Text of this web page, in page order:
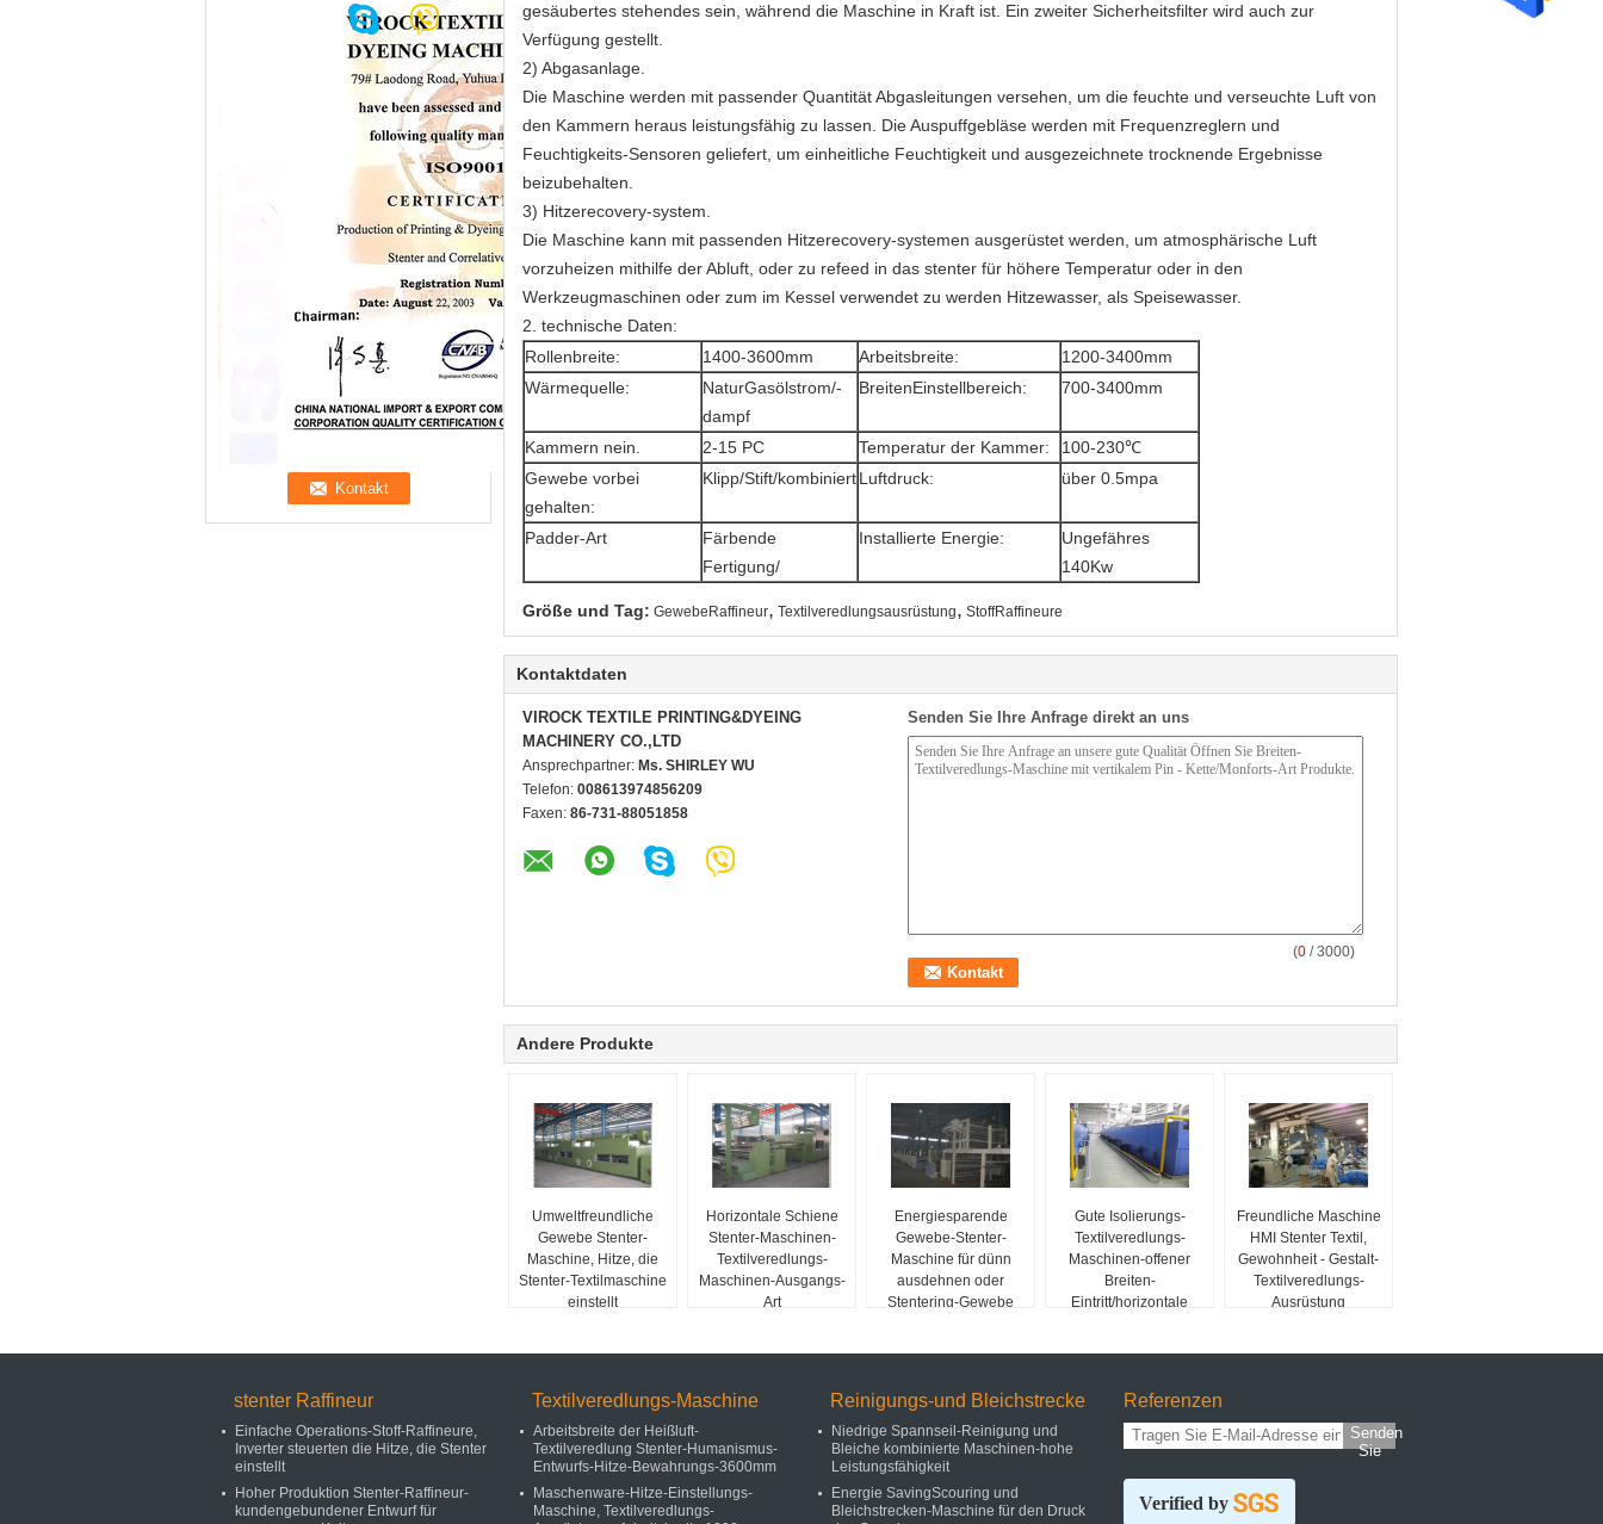
gesäubertes stehendes sein, während die Maschine in Kraft ist. Ein zweiter Sicherheitsfilter wird auch zur
Verfügung gestellt.
2) Abgasanlage.
Die Maschine werden mit passender Quantität Abgasleitungen versehen, um die feuchte und verseuchte Luft von
den Kammern heraus leistungsfähig zu lassen. Die Auspuffgebläse werden mit Frequenzreglern und
Feuchtigkeits-Sensoren geliefert, um einheitliche Feuchtigkeit und ausgezeichnete trocknende Ergebnisse
beizubehalten.
3) Hitzerecovery-system.
Die Maschine kann mit passenden Hitzerecovery-systemen ausgerüstet werden, um atmosphärische Luft
vorzuheizen mithilfe der Abluft, oder zu refeed in das stenter für höhere Temperatur oder in den
Werkzeugmaschinen oder zum im Kessel verwendet zu werden Hitzewasser, als Speisewasser.
2. technische Daten:
Rollenbreite:
1400-3600mm Arbeitsbreite:
1200-3400mm
Wärmequelle:
NaturGasölstrom/-
dampf
BreitenEinstellbereich: 700-3400mm
Kammern nein. 2-15 PC Temperatur der Kammer:
100-230℃
Gewebe vorbei
gehalten:
Klipp/Stift/kombiniertLuftdruck: über 0.5mpa
Padder-Art
Färbende
Fertigung/
Installierte Energie:
Ungefähres
140Kw
Größe und Tag: GewebeRaffineur, Textilveredlungsausrüstung, StoffRaffineure
Kontaktdaten
VIROCK TEXTILE PRINTING&DYEING
MACHINERY CO.,LTD
Ansprechpartner: Ms. SHIRLEY WU
Telefon: 008613974856209
Faxen: 86-731-88051858
Senden Sie Ihre Anfrage direkt an uns
(0 / 3000)
Andere Produkte
Umweltfreundliche
Gewebe Stenter-
Maschine, Hitze, die
Stenter-Textilmaschine
einstellt
Horizontale Schiene
Stenter-Maschinen-
Textilveredlungs-
Maschinen-Ausgangs-
Art
Energiesparende
Gewebe-Stenter-
Maschine für dünn
ausdehnen oder
Stentering-Gewebe
Gute Isolierungs-
Textilveredlungs-
Maschinen-offener
Breiten-
Eintritt/horizontale
Freundliche Maschine
HMI Stenter Textil,
Gewohnheit - Gestalt-
Textilveredlungs-
Ausrüstung
stenter Raffineur
Einfache Operations-Stoff-Raffineure,
Inverter steuerten die Hitze, die Stenter
einstellt
Hoher Produktion Stenter-Raffineur-
kundengebundener Entwurf für
Textilveredlungs-Maschine
Arbeitsbreite der Heißluft-
Textilveredlung Stenter-Humanismus-
Entwurfs-Hitze-Bewahrungs-3600mm
Maschenware-Hitze-Einstellungs-
Maschine, Textilveredlungs-
Reinigungs-und Bleichstrecke
Niedrige Spannseil-Reinigung und
Bleiche kombinierte Maschinen-hohe
Leistungsfähigkeit
Energie SavingScouring und
Bleichstrecken-Maschine für den Druck
Referenzen
Senden
Sie
Verified by